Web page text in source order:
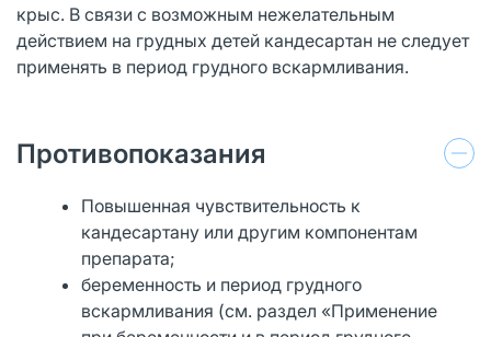
крыс. В связи с возможным нежелательным
действием на грудных детей кандесартан не следует
применять в период грудного вскармливания.
Противопоказания
Повышенная чувствительность к
кандесартану или другим компонентам
препарата;
беременность и период грудного
вскармливания (см. раздел «Применение